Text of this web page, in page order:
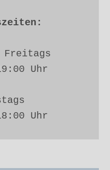
Freitags
Uhr
Uhr